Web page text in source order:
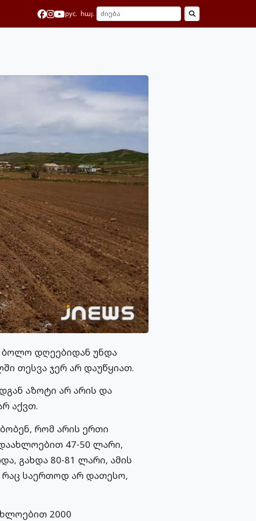
рус. հայ.
ბოლო დღეებიდან უნდა
თესვა ჯერ არ დაუწყიათ.
აზოტი არ არის და
აქვთ.
რომ არის ერთი
47-50 ლარი,
გახდა 80-81 ლარი, ამის
რაც საერთოდ არ დათესო,
2000